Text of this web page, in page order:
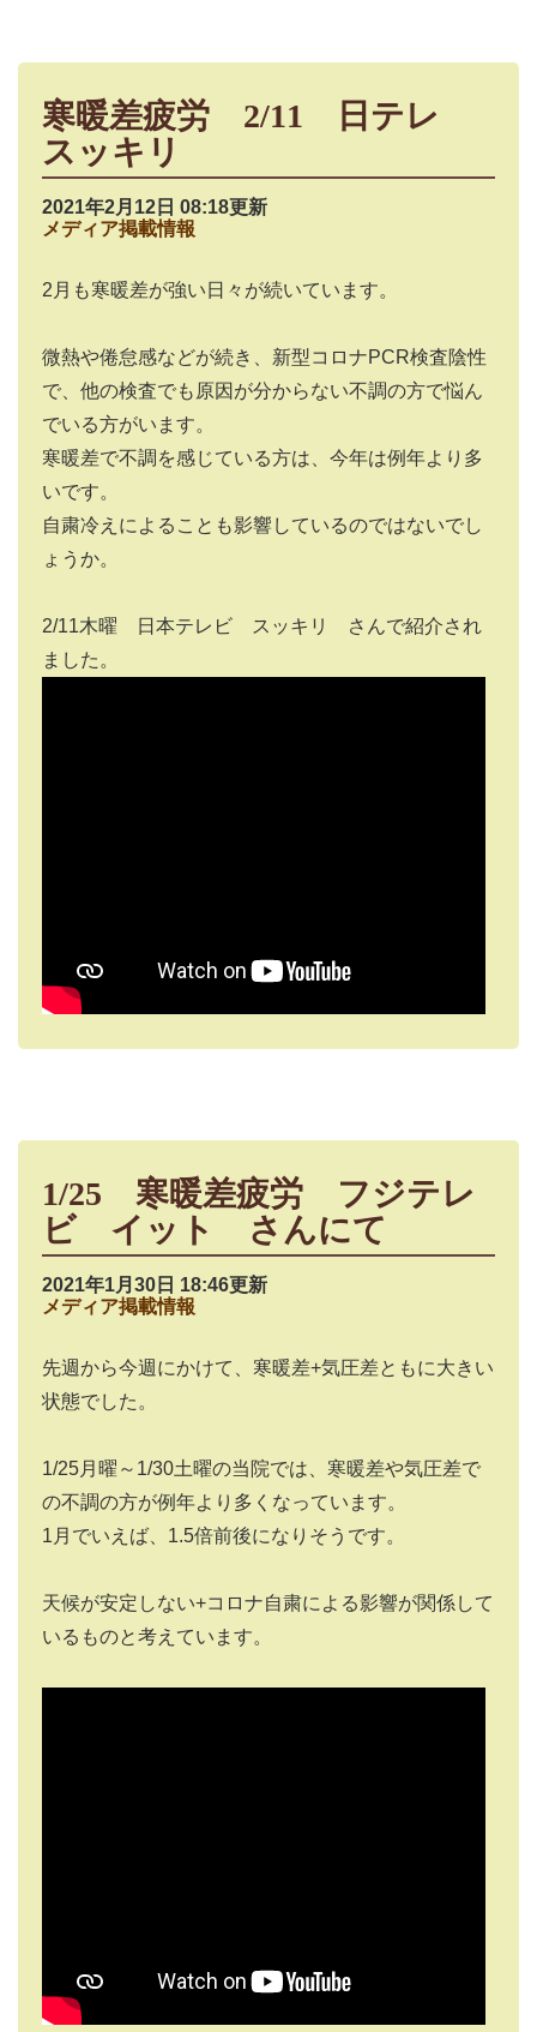
寒暖差疲労 2/11 日テレ
スッキリ
2021年2月12日 08:18更新
メディア掲載情報
2月も寒暖差が強い日々が続いています。
微熱や倦怠感などが続き、新型コロナPCR検査陰性
で、他の検査でも原因が分からない不調の方で悩ん
でいる方がいます。
寒暖差で不調を感じている方は、今年は例年より多
いです。
自粛冷えによることも影響しているのではないでし
ょうか。
2/11木曜 日本テレビ スッキリ さんで紹介され
ました。
1/25 寒暖差疲労 フジテレ
ビ イット さんにて
2021年1月30日 18:46更新
メディア掲載情報
先週から今週にかけて、寒暖差+気圧差ともに大きい
状態でした。
1/25月曜～1/30土曜の当院では、寒暖差や気圧差で
の不調の方が例年より多くなっています。
1月でいえば、1.5倍前後になりそうです。
天候が安定しない+コロナ自粛による影響が関係して
いるものと考えています。